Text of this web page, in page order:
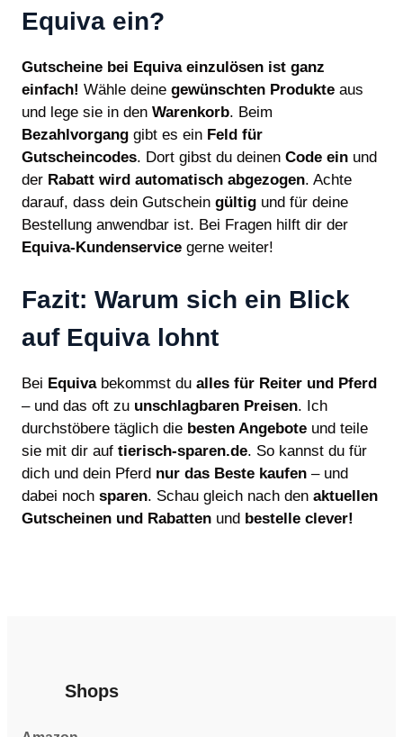
Equiva ein?
Gutscheine bei Equiva einzulösen ist ganz
einfach! Wähle deine gewünschten Produkte aus
und lege sie in den Warenkorb. Beim
Bezahlvorgang gibt es ein Feld für
Gutscheincodes. Dort gibst du deinen Code ein und
der Rabatt wird automatisch abgezogen. Achte
darauf, dass dein Gutschein gültig und für deine
Bestellung anwendbar ist. Bei Fragen hilft dir der
Equiva-Kundenservice gerne weiter!
Fazit: Warum sich ein Blick
auf Equiva lohnt
Bei Equivabekommst du alles für Reiter und Pferd
– und das oft zu unschlagbaren Preisen. Ich
durchstöbere täglich die besten Angebote und teile
sie mit dir auf tierisch-sparen.de. So kannst du für
dich und dein Pferd nur das Beste kaufen – und
dabei noch sparen. Schau gleich nach den aktuellen
Gutscheinen und Rabatten und bestelle clever!
Shops